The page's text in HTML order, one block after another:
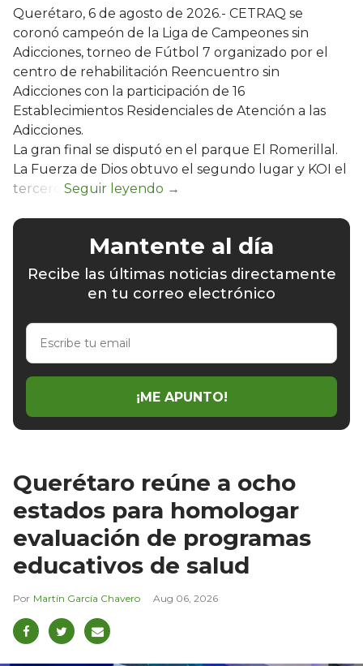
Querétaro, 6 de agosto de 2026.- CETRAQ se
coronó campeón de la Liga de Campeones sin
Adicciones, torneo de Fútbol 7 organizado por el
centro de rehabilitación Reencuentro sin
Adicciones con la participación de 16
Establecimientos Residenciales de Atención a las
Adicciones.
La gran final se disputó en el parque El Romerillal.
La Fuerza de Dios obtuvo el segundo lugar y KOI el
tercero.
Mantente al día
Recibe las últimas noticias directamente
en tu correo electrónico
Escribe
email
¡ME APUNTO!
Querétaro reúne a ocho
estados para homologar
evaluación de programas
educativos de salud
Martín García Chavero Aug 06, 2026